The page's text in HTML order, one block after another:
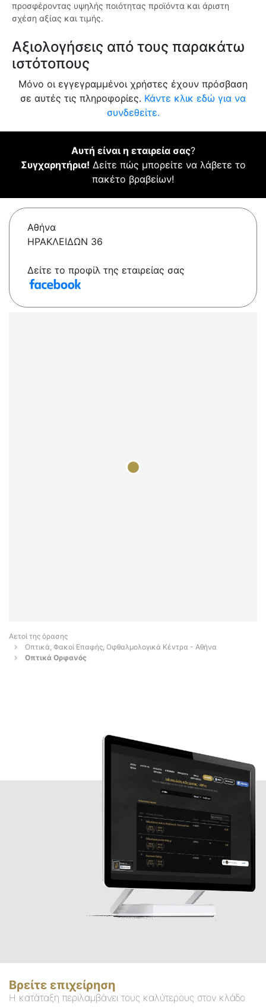
προσφέροντας υψηλής ποιότητας προϊόντα και άριστη
σχέση αξίας και τιμής.
Αξιολογήσεις από τους παρακάτω
ιστότοπους
Μόνο οι εγγεγραμμένοι χρήστες έχουν πρόσβαση
σε αυτές τις πληροφορίες. Κάντε κλικ εδώ για να
συνδεθείτε.
Αυτή είναι η εταιρεία σας?
Συγχαρητήρια! Δείτε πώς μπορείτε να λάβετε το
πακέτο βραβείων!
Αθήνα
ΗΡΑΚΛΕΙΔΩΝ 36
Δείτε το προφίλ της εταιρείας σας
Αετοί της όρασης
Οπτικά, Φακοί Επαφής, Οφθαλμολογικά Κέντρα - Αθήνα
Οπτικά Ορφανός
Βρείτε επιχείρηση
Η κατάταξη περιλαμβάνει τους καλύτερους στον κλάδο